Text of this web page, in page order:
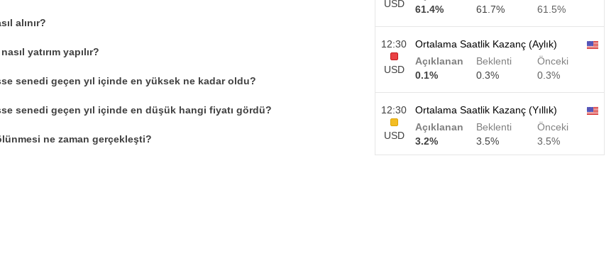
alınır?
yatırım yapılır?
senedi geçen yıl içinde en yüksek ne kadar oldu?
senedi geçen yıl içinde en düşük hangi fiyatı gördü?
ne zaman gerçekleşti?
USD
61.4%
61.7%
61.5%
12:30
USD
Ortalama Saatlik Kazanç (Aylık)
Açıklanan
0.1%
Beklenti
0.3%
Önceki
0.3%
12:30
USD
Ortalama Saatlik Kazanç (Yıllık)
Açıklanan
3.2%
Beklenti
3.5%
Önceki
3.5%